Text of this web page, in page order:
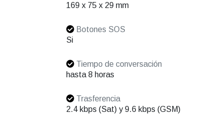
169 x 75 x 29 mm
Botones SOS
Si
Tiempo de conversación
hasta 8 horas
Trasferencia
2.4 kbps (Sat) y 9.6 kbps (GSM)